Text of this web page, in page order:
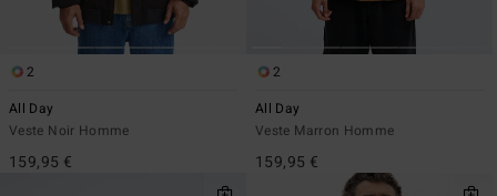
2
All Day
Veste Noir Homme
159,95 €
2
All Day
Veste Marron Homme
159,95 €